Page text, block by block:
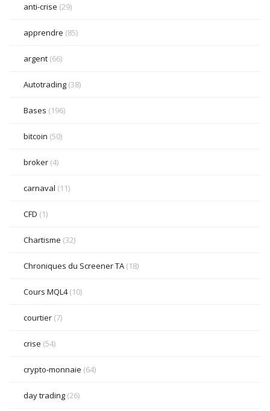
anti-crise (29)
apprendre (85)
argent (66)
Autotrading (38)
Bases (196)
bitcoin (50)
broker (4)
carnaval (11)
CFD (1)
Chartisme (32)
Chroniques du Screener TA (18)
Cours MQL4(10)
courtier (7)
crise (54)
crypto-monnaie (64)
day trading (26)